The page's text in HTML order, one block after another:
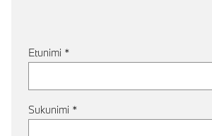
Etunimi *
Sukunimi *